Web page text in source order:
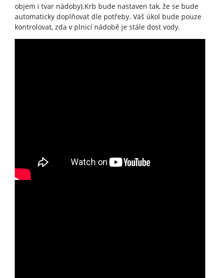
objem i tvar nádoby).Krb bude nastaven tak, že se bude
automaticky doplňovat dle potřeby. Váš úkol bude pouze
kontrolovat, zda v plnicí nádobě je stále dost vody.